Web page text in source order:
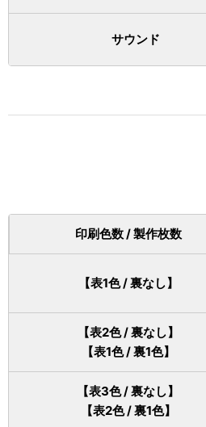
サウンド
印刷色数 / 製作枚数
【表1色 / 裏なし】
【表2色 / 裏なし】
【表1色 / 裏1色】
【表3色 / 裏なし】
【表2色 / 裏1色】